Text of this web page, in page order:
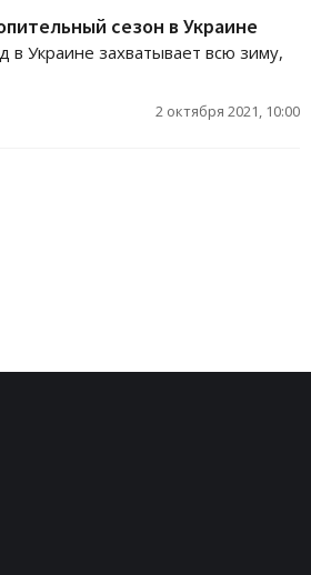
сезон в Украине
Украине захватывает всю зиму,
2 октября 2021, 10:00